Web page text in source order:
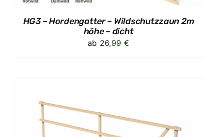
HG3 – Hordengatter – Wildschutzzaun 2m
höhe – dicht
ab 26,99 €